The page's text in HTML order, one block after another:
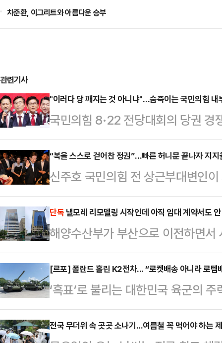
차준환, 이그리트와 아름다운 승부
관련기사
"이러다 당 깨지는 것 아니냐"…숨죽이는 국민의힘
국민의힘 8·22 전당대회의 당권 경
격화되는 모양새다. 계엄과 탄핵을
이 극으로 치닫고 있다. 당권 경쟁
당 안팎에선 당이 쪼개지는 이른바
새다. 어떤 후보가 당권을 잡느냐에
구가 분출될 가능성도 있는 만큼,
다.국민의힘 당권주자인 조경태 후
후보를 향해 …
“복을 스스로 걷어찬 정권”…빠른 허니문 끝나자 지지
신주호 국민의힘 전 상근부대변인
을 두고 “정권 초반의 복을 스스로
히 조국·윤미향 사면, 더불어민주
정책 혼선 등이 원인이라고 분석했
카르텔을 형성했다는 민심의 분노
부대변인은 지난 18일 자신이 진행
‘나라가TV’ 생방송에서 “민주당과
자신들 내부의 권력투…
단독 낼모레 리모델링 시작인데 아직 임대 계약서도
해양수산부가 부산으로 이전하면
결하지 않은 것으로 확인됐다. 다음
칫 시간에 쫓겨 불합리한 계약을 체
는 연내 부산 이전을 위해 부산시
빌딩)과 협성빌딩(협성웨딩뷔페)
를, 협성빌딩은 6개 층을 사용한다
[르포] 폴란드 홀린 K2전차... “로켓배송 아니라 로템
‘흑표’로 불리는 대한민국 육군의
을 내며 질주했다. 한여름 햇살에
는 한쪽 궤도를 고정한 채 제자리를
전국 무더위 속 곳곳 소나기...여름철 꼭 먹어야 하는